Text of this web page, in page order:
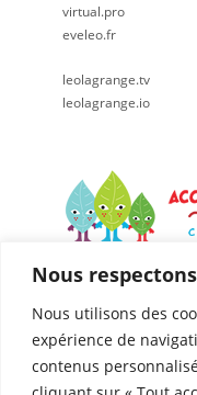
Nous
Nous utilisons des
expérience de
contenus
virtual.pro
eveleo.fr
leolagrange.tv
leolagrange.io
LÉO LAGRANGE
112 Rue du
04.76.05.04.25
06. 75.81.90.49